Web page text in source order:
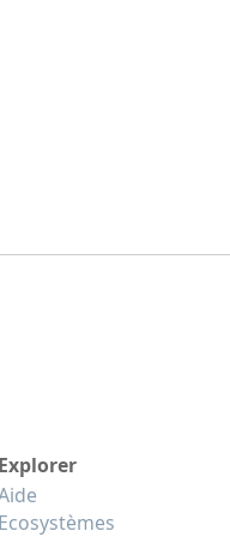
Explorer
Ecosystèmes